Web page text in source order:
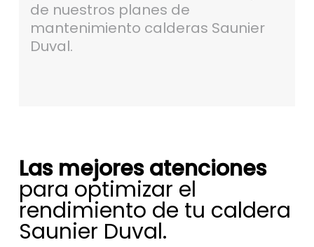
de nuestros planes de
mantenimiento calderas Saunier
Duval.
Las mejores atenciones
para optimizar el
rendimiento de tu caldera
Saunier Duval.